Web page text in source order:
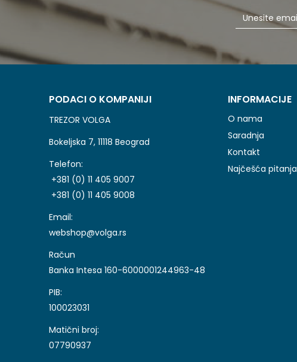
PODACI O KOMPANIJI
TREZOR VOLGA
Bokeljska 7, 11118 Beograd
Telefon:
+381 (0) 11 405 9007
+381 (0) 11 405 9008
Email:
webshop@volga.rs
Račun
Banka Intesa 160-6000001244963-48
PIB:
100023031
Matični broj:
07790937
INFORMACIJE
O nama
Saradnja
Kontakt
Najčešća pitanja